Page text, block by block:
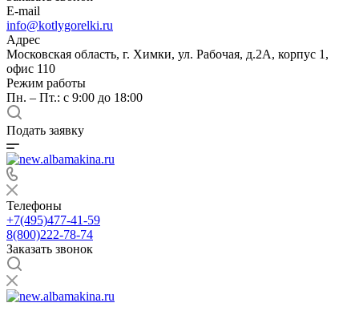
E-mail
info@kotlygorelki.ru
Адрес
Московская область, г. Химки, ул. Рабочая, д.2А, корпус 1,
офис 110
Режим работы
Пн. – Пт.: с 9:00 до 18:00
Подать заявку
Телефоны
+7(495)477-41-59
8(800)222-78-74
Заказать звонок